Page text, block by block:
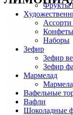
Фрукты
Наборы
Зефир
Зефир
Зефир
Мармелад
Вафельные
Вафли
Шоколадные